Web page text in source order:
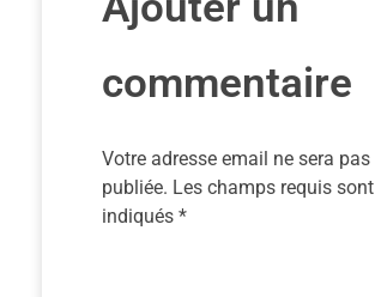
commentaire
Votre adresse email ne sera pas
publiée. Les champs requis sont
indiqués *